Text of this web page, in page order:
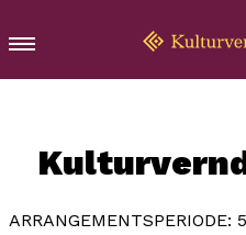
ARRANGEMENTSPERIODE: